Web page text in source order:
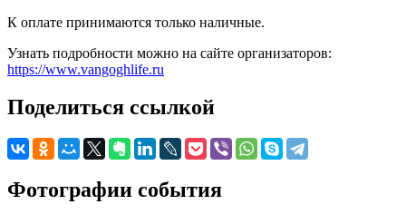
К оплате принимаются только наличные.
Узнать подробности можно на сайте организаторов:
https://www.vangoghlife.ru
Поделиться ссылкой
Фотографии события